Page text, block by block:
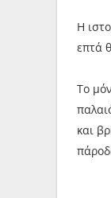
Η
επτά
Το
και